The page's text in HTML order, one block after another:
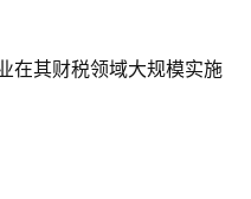
在其财税领域大规模实施